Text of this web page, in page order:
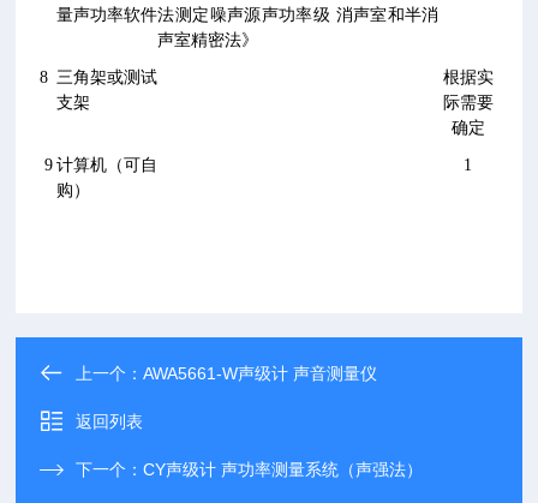
量声功率软件法测定噪声源声功率级 消声室和半消
声室精密法》
8 三角架或测试
支架
根据实
际需要
确定
9 计算机（可自
购）
1
上一个：AWA5661-W声级计 声音测量仪
返回列表
下一个：CY声级计 声功率测量系统（声强法）